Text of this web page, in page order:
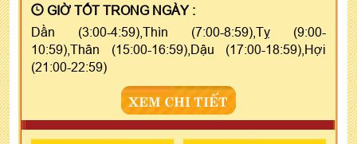
GIỜ TỐT TRONG NGÀY :
Dần (3:00-4:59),Thìn (7:00-8:59),Tỵ (9:00-
10:59),Thân (15:00-16:59),Dậu (17:00-18:59),Hợi
(21:00-22:59)
XEM CHI TIẾT